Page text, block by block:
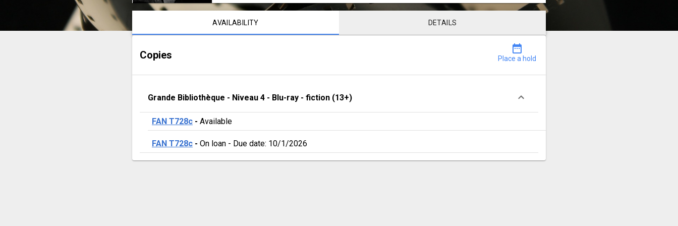
Notice content AVAILABILITY DETAILS
Copies
date_range
Place a hold
Grande Bibliothèque - Niveau 4 - Blu-ray - fiction (13+)
FAN T728c - Available
FAN T728c - On loan - Due date: 10/1/2026